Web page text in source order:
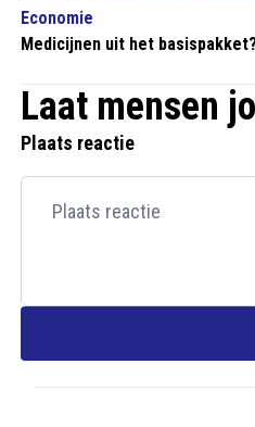
Economie
Medicijnen uit het
Laat mensen
Plaats reactie